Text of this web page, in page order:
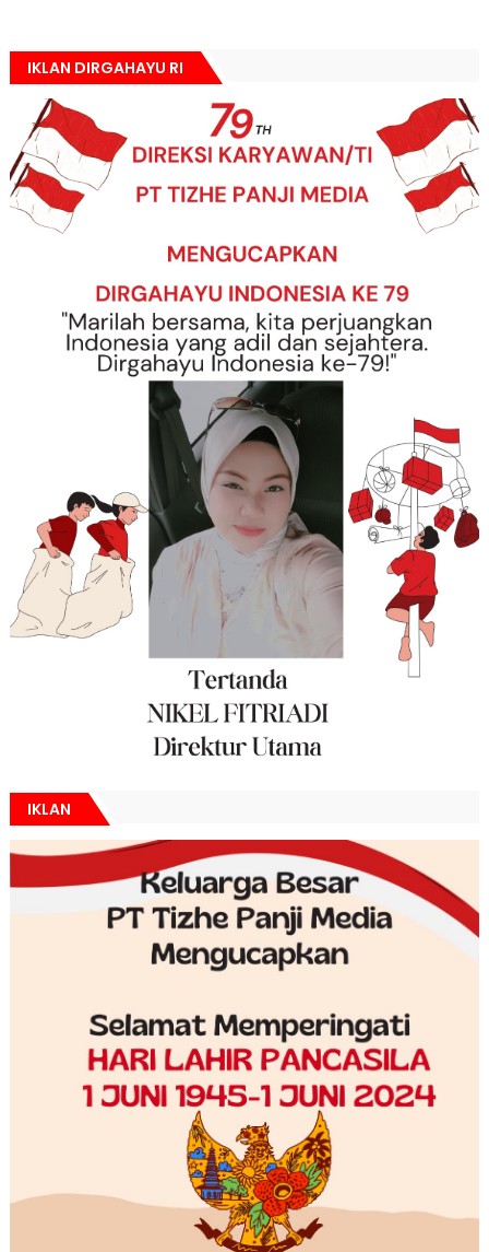
IKLAN DIRGAHAYU RI
IKLAN